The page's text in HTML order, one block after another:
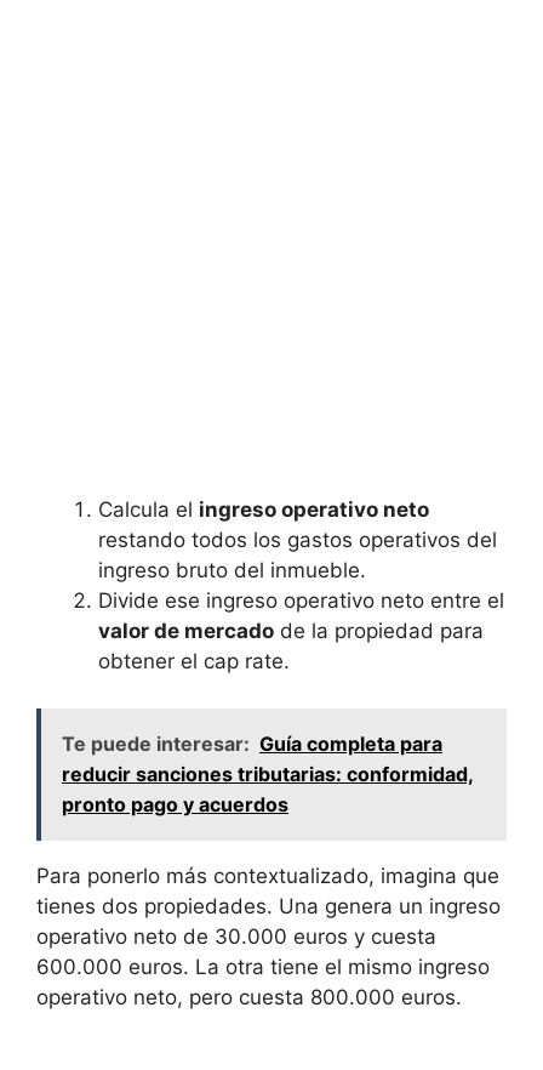
Calcula​ el ingreso operativo neto
restando todos los gastos operativos del
ingreso bruto del inmueble.
Divide ese ingreso operativo neto entre el
valor de mercado de la‌ propiedad para
obtener el cap rate.
Te puede interesar: Guía completa para
reducir sanciones tributarias: conformidad,
pronto pago y acuerdos
Para ponerlo⁢ más contextualizado, imagina que
tienes ⁢dos propiedades.‍ Una genera un ingreso
‍operativo neto de 30.000 euros y cuesta
600.000 euros. La otra tiene el mismo ingreso
⁤operativo neto, pero cuesta 800.000 euros.